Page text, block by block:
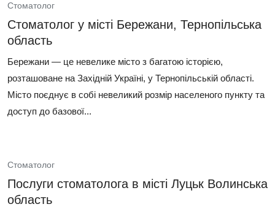
Стоматолог
Стоматолог у місті Бережани, Тернопільська
область
Бережани — це невелике місто з багатою історією,
розташоване на Західній Україні, у Тернопільській області.
Місто поєднує в собі невеликий розмір населеного пункту та
доступ до базової...
Стоматолог
Послуги стоматолога в місті Луцьк Волинська
область